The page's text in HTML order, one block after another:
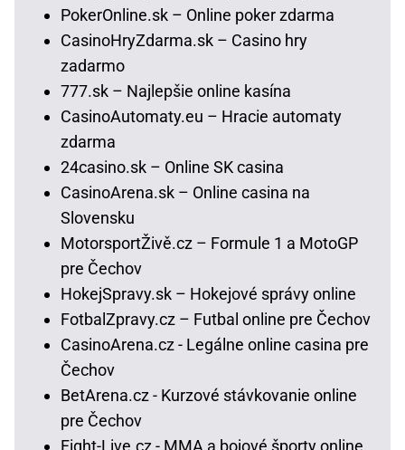
PokerOnline.sk – Online poker zdarma
CasinoHryZdarma.sk – Casino hry
zadarmo
777.sk – Najlepšie online kasína
CasinoAutomaty.eu – Hracie automaty
zdarma
24casino.sk – Online SK casina
CasinoArena.sk – Online casina na
Slovensku
MotorsportŽivě.cz – Formule 1 a MotoGP
pre Čechov
HokejSpravy.sk – Hokejové správy online
FotbalZpravy.cz – Futbal online pre Čechov
CasinoArena.cz - Legálne online casina pre
Čechov
BetArena.cz - Kurzové stávkovanie online
pre Čechov
Fight-Live.cz - MMA a bojové športy online